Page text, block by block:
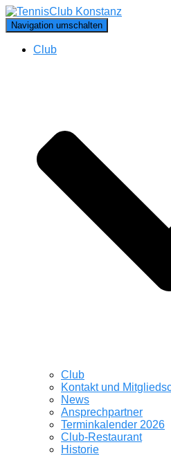
Navigation umschalten
Club
Club
Kontakt und
News
Ansprechpartner
Terminkalender 2026
Club-Restaurant
Historie